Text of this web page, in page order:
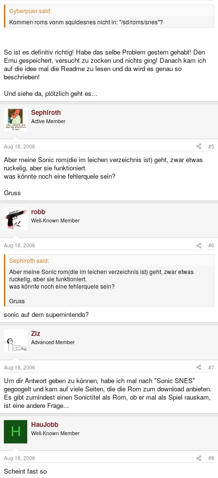
Cyberpuer said:
Kommen roms vonm squidesnes nicht in: "/sd/roms/snes"?
So ist es definitiv richtig! Habe das selbe Problem gestern gehabt! Den
Emu gespeichert, versucht zu zocken und nichts ging! Danach kam ich
auf die idee mal die Readme zu lesen und da wird es genau so
beschrieben!
Und siehe da, plötzlich geht es...
Sephiroth
Active Member
Aug 18, 2006 #5
Aber meine Sonic rom(die im leichen verzeichnis ist) geht, zwar etwas
ruckelig, aber sie funktioniert.
was könnte noch eine fehlerquele sein?
Gruss
robb
Well-Known Member
Aug 18, 2006 #6
Sephiroth said:
Aber meine Sonic rom(die im leichen verzeichnis ist) geht, zwar etwas
ruckelig, aber sie funktioniert.
was könnte noch eine fehlerquele sein?
Gruss
sonic auf dem supernintendo?
Ziz
Advanced Member
Aug 18, 2006 #7
Um dir Antwort geben zu können, habe ich mal nach "Sonic SNES"
gegoogelt und kam auf viele Seiten, die die Rom zum download anbieten.
Es gibt zumindest einen Sonictitel als Rom, ob er mal als Spiel rauskam,
ist eine andere Frage...
H HauJobb
Well-Known Member
Aug 18, 2006 #8
Scheint fast so